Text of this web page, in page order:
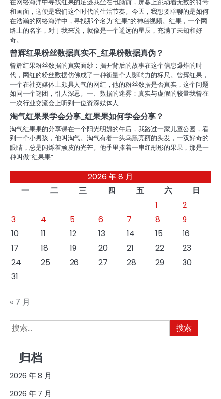
在网络海洋中寻找红果的足迹我坐在电脑前，屏幕上跳动着无数的符号
和画面，这便是我们这个时代的生活节奏。今天，我想要聊聊的是如何
在浩瀚的网络海洋中，寻找那个名为“红果”的神秘视频。红果，一个网
络上的名字，对于我来说，就像是一个遥远的星辰，充满了未知和好
奇。
曾辉红果粉丝数据真实不_红果粉数据真伪？
曾辉红果粉丝数据的真实面纱：揭开背后的故事在这个信息爆炸的时
代，网红的粉丝数据仿佛成了一种衡量个人影响力的标尺。曾辉红果，
一个在社交媒体上颇具人气的网红，他的粉丝数据是否真实，这个问题
如同一个谜团，引人深思。一、数据的迷雾：真实与虚假的较量我曾在
一次行业交流会上听到一位资深媒体人
淘气红果果学会分享_红果果如何学会分享？
淘气红果果的分享课在一个阳光明媚的午后，我路过一家儿童公园，看
到一个小男孩，他叫淘气。淘气有着一头乌黑亮丽的头发，一双好奇的
眼睛，总是闪烁着顽皮的光芒。他手里捧着一串红彤彤的果果，那是一
种叫做“红果果”
2026 年 8 月
一
二 三 四 五 六
日
1
2
3
4 5 6 7 8
9
10
11 12 13 14 15
16
17
18 19 20 21 22
23
24
25 26 27 28 29
30
31
« 7 月
搜
索：
归档
2026 年 8 月
2026 年 7 月